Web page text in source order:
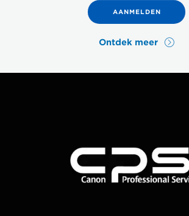
AANMELDEN
Ontdek meer